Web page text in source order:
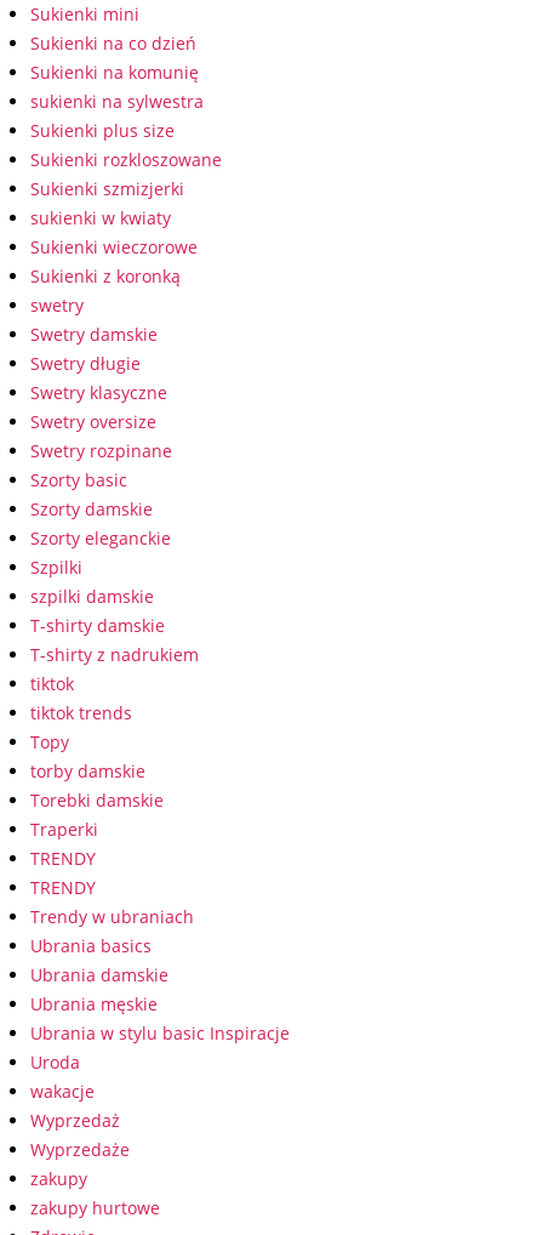
Sukienki mini
Sukienki na co dzień
Sukienki na komunię
sukienki na sylwestra
Sukienki plus size
Sukienki rozkloszowane
Sukienki szmizjerki
sukienki w kwiaty
Sukienki wieczorowe
Sukienki z koronką
swetry
Swetry damskie
Swetry długie
Swetry klasyczne
Swetry oversize
Swetry rozpinane
Szorty basic
Szorty damskie
Szorty eleganckie
Szpilki
szpilki damskie
T-shirty damskie
T-shirty z nadrukiem
tiktok
tiktok trends
Topy
torby damskie
Torebki damskie
Traperki
TRENDY
TRENDY
Trendy w ubraniach
Ubrania basics
Ubrania damskie
Ubrania męskie
Ubrania w stylu basic Inspiracje
Uroda
wakacje
Wyprzedaż
Wyprzedaże
zakupy
zakupy hurtowe